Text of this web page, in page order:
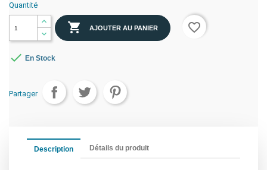
Quantité
 AJOUTER AU PANIER favorite_border
 En Stock
Partager
Description Détails du produit